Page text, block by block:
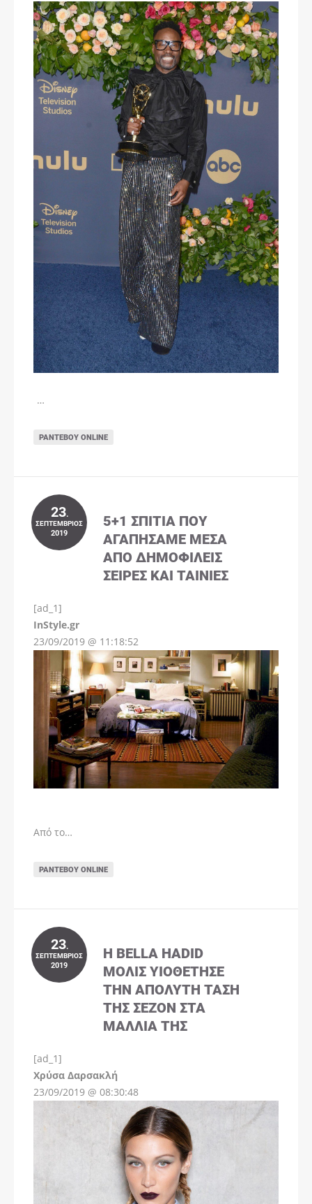
…
ΡΑΝΤΕΒΟΎ ONLINE
23.
ΣΕΠΤΈΜΒΡΙΟΣ
2019
5+1 ΣΠΊΤΙΑ ΠΟΥ
ΑΓΑΠΉΣΑΜΕ ΜΈΣΑ
ΑΠΌ ΔΗΜΟΦΙΛΕΊΣ
ΣΕΙΡΈΣ ΚΑΙ ΤΑΙΝΊΕΣ
[ad_1]
InStyle.gr
23/09/2019 @ 11:18:52
Από το…
ΡΑΝΤΕΒΟΎ ONLINE
23.
ΣΕΠΤΈΜΒΡΙΟΣ
2019
Η BELLA HADID
ΜΌΛΙΣ ΥΙΟΘΈΤΗΣΕ
ΤΗΝ ΑΠΌΛΥΤΗ ΤΆΣΗ
ΤΗΣ ΣΕΖΌΝ ΣΤΑ
ΜΑΛΛΙΆ ΤΗΣ
[ad_1]
Χρύσα Δαρσακλή
23/09/2019 @ 08:30:48